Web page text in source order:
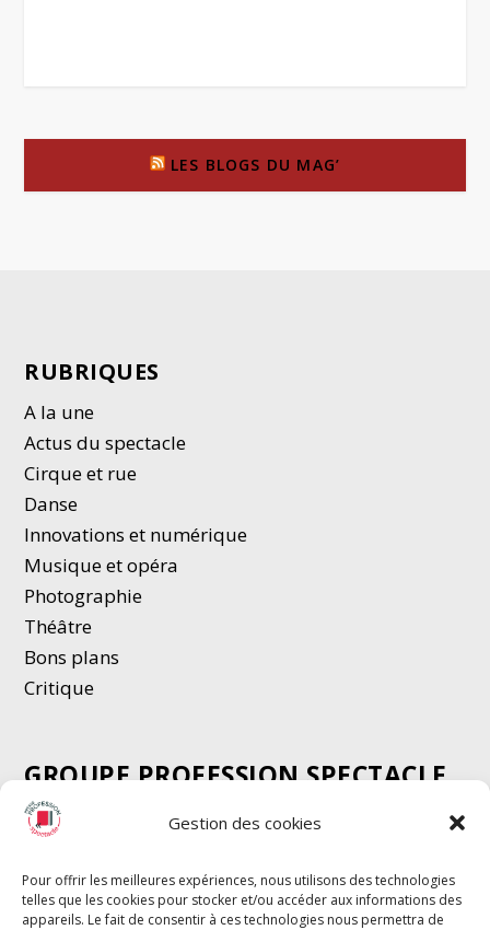
Gestion des cookies
Pour offrir les meilleures expériences, nous utilisons des technologies
telles que les cookies pour stocker et/ou accéder aux informations des
appareils. Le fait de consentir à ces technologies nous permettra de
LES BLOGS DU MAG’
RUBRIQUES
A la une
Actus du spectacle
Cirque et rue
Danse
Innovations et numérique
Musique et opéra
Photographie
Théâtre
Bons plans
Critique
GROUPE PROFESSION SPECTACLE
Chèque Intermittents
Chèque Compta
Chèque Emploi Spectacle